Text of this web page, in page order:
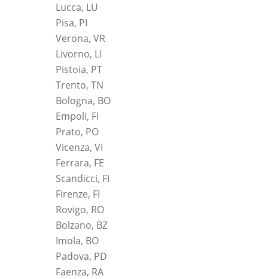
Lucca, LU
Pisa, PI
Verona, VR
Livorno, LI
Pistoia, PT
Trento, TN
Bologna, BO
Empoli, FI
Prato, PO
Vicenza, VI
Ferrara, FE
Scandicci, FI
Firenze, FI
Rovigo, RO
Bolzano, BZ
Imola, BO
Padova, PD
Faenza, RA